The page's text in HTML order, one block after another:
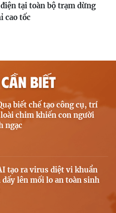
tại toàn bộ trạm dừng
cao tốc
BIẾT
biết chế tạo công cụ, trí
chim khiến con người
ngạc
tạo ra virus diệt vi khuẩn
dấy lên mối lo an toàn sinh